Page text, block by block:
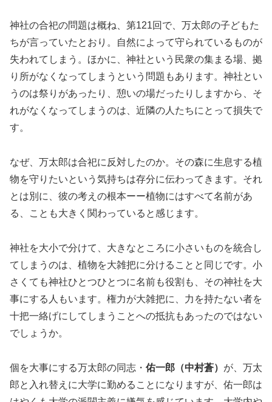
神社の合祀の問題は概ね、第121回で、万太郎の子どもた
ちが言っていたとおり。自然によって守られているものが
失われてしまう。ほかに、神社という民衆の集まる場、拠
り所がなくなってしまうという問題もあります。神社とい
うのは祭りがあったり、憩いの場だったりしますから、そ
れがなくなってしまうのは、近隣の人たちにとって損失で
す。
なぜ、万太郎は合祀に反対したのか。その森に生息する植
物を守りたいという気持ちは存分に伝わってきます。それ
とは別に、彼の考えの根本ーー植物にはすべて名前があ
る、ことも大きく関わっていると感じます。
神社を大小で分けて、大きなところに小さいものを統合し
てしまうのは、植物を大雑把に分けることと同じです。小
さくても神社ひとつひとつに名前も役割も、その神社を大
事にする人もいます。権力が大雑把に、力を持たない者を
十把一絡げにしてしまうことへの抵抗もあったのではない
でしょうか。
個を大事にする万太郎の同志・ 佑一郎（中村蒼） が、万太
郎と入れ替えに大学に勤めることになりますが、佑一郎は